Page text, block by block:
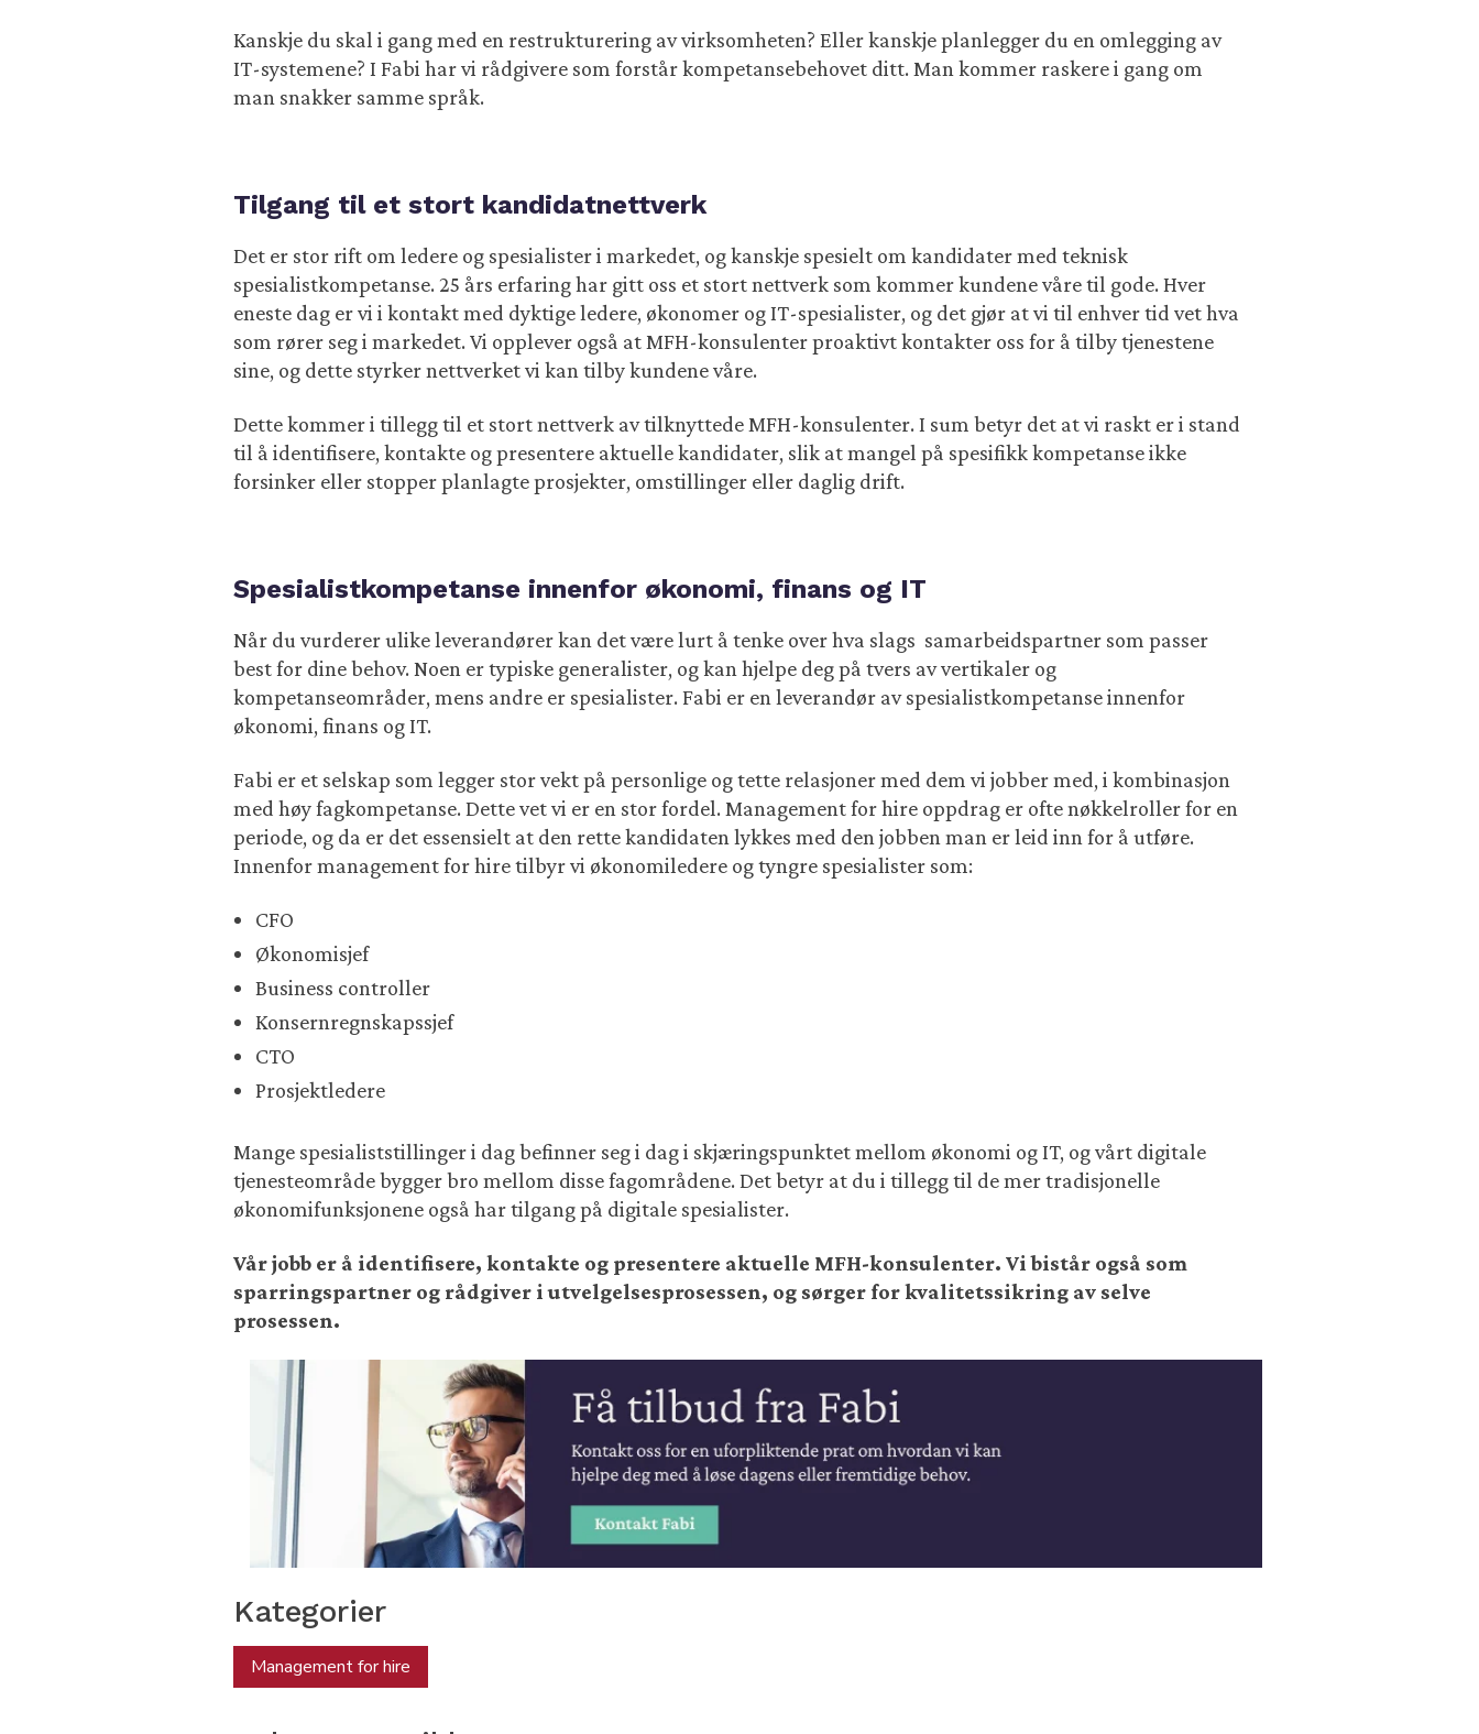
Kanskje du skal i gang med en restrukturering av virksomheten? Eller kanskje planlegger du en omlegging av
IT-systemene? I Fabi har vi rådgivere som forstår kompetansebehovet ditt. Man kommer raskere i gang om
man snakker samme språk.
Tilgang til et stort kandidatnettverk
Det er stor rift om ledere og spesialister i markedet, og kanskje spesielt om kandidater med teknisk
spesialistkompetanse. 25 års erfaring har gitt oss et stort nettverk som kommer kundene våre til gode. Hver
eneste dag er vi i kontakt med dyktige ledere, økonomer og IT-spesialister, og det gjør at vi til enhver tid vet hva
som rører seg i markedet. Vi opplever også at MFH-konsulenter proaktivt kontakter oss for å tilby tjenestene
sine, og dette styrker nettverket vi kan tilby kundene våre.
Dette kommer i tillegg til et stort nettverk av tilknyttede MFH-konsulenter. I sum betyr det at vi raskt er i stand
til å identifisere, kontakte og presentere aktuelle kandidater, slik at mangel på spesifikk kompetanse ikke
forsinker eller stopper planlagte prosjekter, omstillinger eller daglig drift.
Spesialistkompetanse innenfor økonomi, finans og IT
Når du vurderer ulike leverandører kan det være lurt å tenke over hva slags samarbeidspartner som passer
best for dine behov. Noen er typiske generalister, og kan hjelpe deg på tvers av vertikaler og
kompetanseområder, mens andre er spesialister. Fabi er en leverandør av spesialistkompetanse innenfor
økonomi, finans og IT.
Fabi er et selskap som legger stor vekt på personlige og tette relasjoner med dem vi jobber med, i kombinasjon
med høy fagkompetanse. Dette vet vi er en stor fordel. Management for hire oppdrag er ofte nøkkelroller for en
periode, og da er det essensielt at den rette kandidaten lykkes med den jobben man er leid inn for å utføre.
Innenfor management for hire tilbyr vi økonomiledere og tyngre spesialister som:
CFO
Økonomisjef
Business controller
Konsernregnskapssjef
CTO
Prosjektledere
Mange spesialiststillinger i dag befinner seg i dag i skjæringspunktet mellom økonomi og IT, og vårt digitale
tjenesteområde bygger bro mellom disse fagområdene. Det betyr at du i tillegg til de mer tradisjonelle
økonomifunksjonene også har tilgang på digitale spesialister.
Vår jobb er å identifisere, kontakte og presentere aktuelle MFH-konsulenter. Vi bistår også som
sparringspartner og rådgiver i utvelgelsesprosessen, og sørger for kvalitetssikring av selve
prosessen.
Kategorier
Management for hire